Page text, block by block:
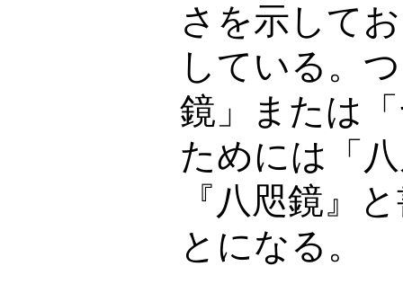
さを示して
している。
鏡」または
ためには「
『八咫鏡』
とになる。